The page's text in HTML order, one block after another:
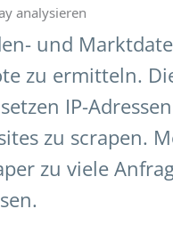
analysieren
und
zu ermitteln.
IP-
zu scrapen.
zu viele